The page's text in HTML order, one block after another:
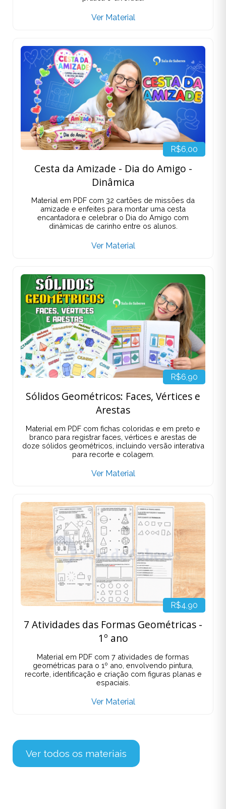
Ver Material
R$6,00
Cesta da Amizade - Dia do Amigo -
Dinâmica
Material em PDF com 32 cartões de missões da
amizade e enfeites para montar uma cesta
encantadora e celebrar o Dia do Amigo com
dinâmicas de carinho entre os alunos.
Ver Material
R$6,90
Sólidos Geométricos: Faces, Vértices e
Arestas
Material em PDF com fichas coloridas e em preto e
branco para registrar faces, vértices e arestas de
doze sólidos geométricos, incluindo versão interativa
para recorte e colagem.
Ver Material
R$4,90
7 Atividades das Formas Geométricas -
1º ano
Material em PDF com 7 atividades de formas
geométricas para o 1º ano, envolvendo pintura,
recorte, identificação e criação com figuras planas e
espaciais.
Ver Material
Ver todos os materiais